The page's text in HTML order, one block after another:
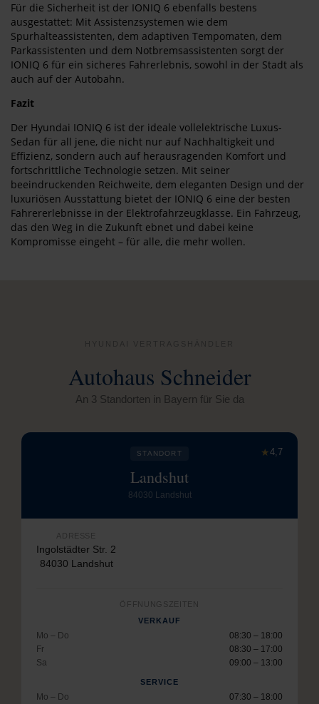
Für die Sicherheit ist der IONIQ 6 ebenfalls bestens
ausgestattet: Mit Assistenzsystemen wie dem
Spurhalteassistenten, dem adaptiven Tempomaten, dem
Parkassistenten und dem Notbremsassistenten sorgt der
IONIQ 6 für ein sicheres Fahrerlebnis, sowohl in der Stadt als
auch auf der Autobahn.
Fazit
Der Hyundai IONIQ 6 ist der ideale vollelektrische Luxus-
Sedan für all jene, die nicht nur auf Nachhaltigkeit und
Effizienz, sondern auch auf herausragenden Komfort und
fortschrittliche Technologie setzen. Mit seiner
beeindruckenden Reichweite, dem eleganten Design und der
luxuriösen Ausstattung bietet der IONIQ 6 eine der besten
Fahrererlebnisse in der Elektrofahrzeugklasse. Ein Fahrzeug,
das den Weg in die Zukunft ebnet und dabei keine
Kompromisse eingeht – für alle, die mehr wollen.
Autohaus Schneider
An 3 Standorten in Bayern für Sie da
★4,7
STANDORT
Landshut
84030 Landshut
ADRESSE
Ingolstädter Str. 2
84030 Landshut
ÖFFNUNGSZEITEN
VERKAUF
Mo – Do
08:30 – 18:00
Fr
08:30 – 17:00
Sa
09:00 – 13:00
SERVICE
Mo – Do
07:30 – 18:00